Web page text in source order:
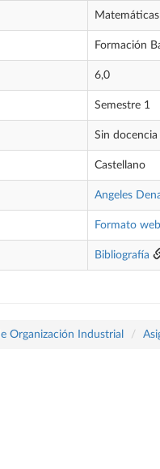
Matemáticas
Formación
6,0
Semestre 1
Sin docencia
Castellano
Angeles
Formato web
Bibliografía
Organización Industrial